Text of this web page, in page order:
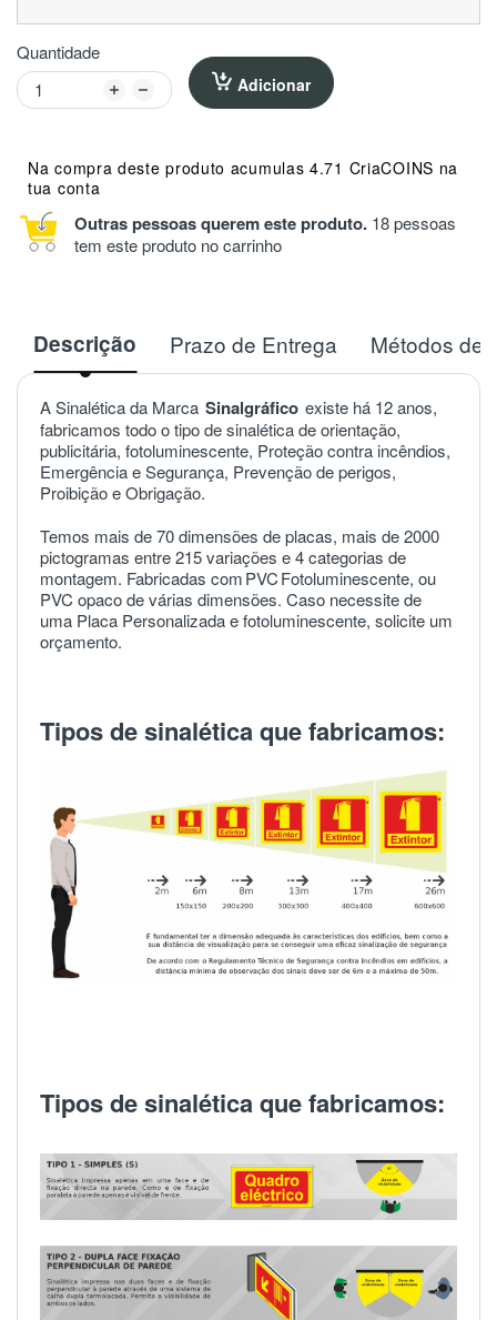
Quantidade
Adicionar
Na compra deste produto acumulas 4.71 CriaCOINS na
tua conta
Outras pessoas querem este produto. 18 pessoas
tem este produto no carrinho
Descrição Prazo de Entrega Métodos de
A Sinalética da Marca Sinalgráfico existe há 12 anos,
fabricamos todo o tipo de sinalética de orientação,
publicitária, fotoluminescente, Proteção contra incêndios,
Emergência e Segurança, Prevenção de perigos,
Proibição e Obrigação.
Temos mais de 70 dimensões de placas, mais de 2000
pictogramas entre 215 variações e 4 categorias de
montagem. Fabricadas comPVCFotoluminescente, ou
PVC opaco de várias dimensões. Caso necessite de
uma Placa Personalizada e fotoluminescente, solicite um
orçamento.
Tipos de sinalética que fabricamos:
Tipos de sinalética que fabricamos: